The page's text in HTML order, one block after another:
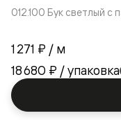
012.100 Бук светлый с
1 271 ₽ / м
18 680 ₽ / упаковка